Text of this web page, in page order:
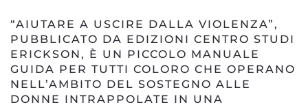
“AIUTARE A USCIRE DALLA VIOLENZA”,
PUBBLICATO DA EDIZIONI CENTRO STUDI
ERICKSON, È UN PICCOLO MANUALE
GUIDA PER TUTTI COLORO CHE OPERANO
NELL’AMBITO DEL SOSTEGNO ALLE
DONNE INTRAPPOLATE IN UNA